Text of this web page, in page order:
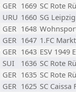
GER 1669 SC Rote
URU 1660 SG Leipzig
GER 1648
GER 1647 1.FC
GER 1643 ESV 1949
SUI 1636 SC Rote
GER 1635 SC Rote
GER 1625 SC Caissa